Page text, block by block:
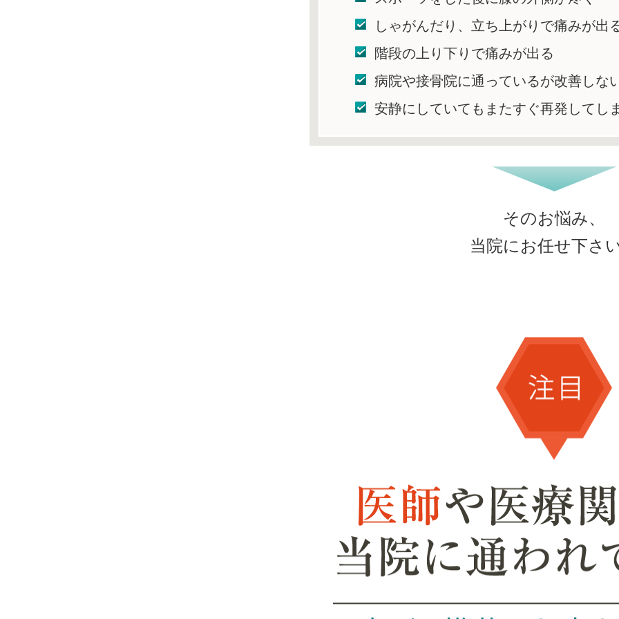
しゃがんだり、立ち上がりで痛みが出
階段の上り下りで痛みが出る
病院や接骨院に通っているが改善しな
安静にしていてもまたすぐ再発してし
そのお悩み、
当院にお任せ下さ